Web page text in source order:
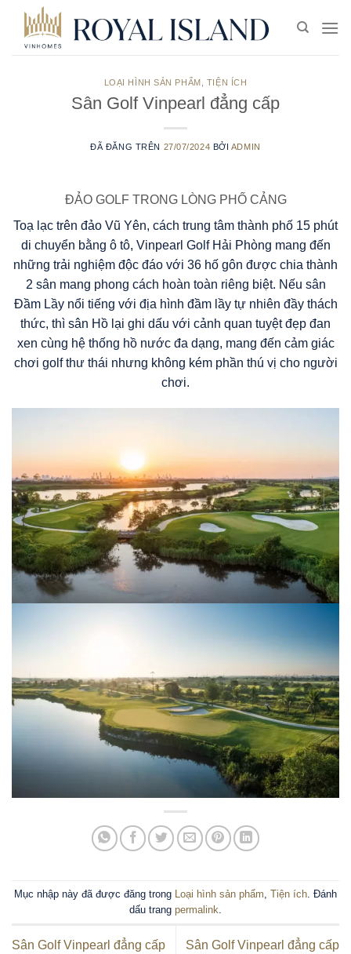
Chuyển
LOẠI HÌNH SẢN PHẨM TIỆN ÍCH
Sân Golf Vinpearl đẳng cấp
ĐÃ ĐĂNG TRÊN 27/07/2024 BỞI ADMIN
ĐẢO GOLF TRONG LÒNG PHỐ CẢNG
Toạ lạc trên đảo Vũ Yên, cách trung tâm thành phố 15 phút
di chuyển bằng ô tô, Vinpearl Golf Hải Phòng mang đến
những trải nghiệm độc đáo với 36 hố gôn được chia thành
2 sân mang phong cách hoàn toàn riêng biệt. Nếu sân
Đầm Lầy nổi tiếng với địa hình đầm lầy tự nhiên đầy thách
thức, thì sân Hồ lại ghi dấu với cảnh quan tuyệt đẹp đan
xen cùng hệ thống hồ nước đa dạng, mang đến cảm giác
chơi golf thư thái nhưng không kém phần thú vị cho người
chơi.
Mục nhập này đã được đăng trong Loại hình sản phẩm Tiện ích . Đánh
dấu trang permalink
Sân Golf Vinpearl đẳng cấp Sân Golf Vinpearl đẳng cấp